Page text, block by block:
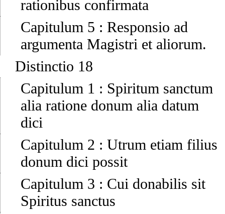
rationibus confirmata
Capitulum 5 : Responsio ad
argumenta Magistri et aliorum.
Distinctio 18
Capitulum 1 : Spiritum sanctum
alia ratione donum alia datum
dici
Capitulum 2 : Utrum etiam filius
donum dici possit
Capitulum 3 : Cui donabilis sit
Spiritus sanctus